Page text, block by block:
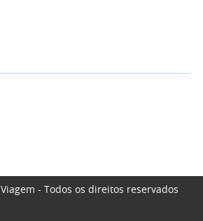
- Todos os direitos reservados